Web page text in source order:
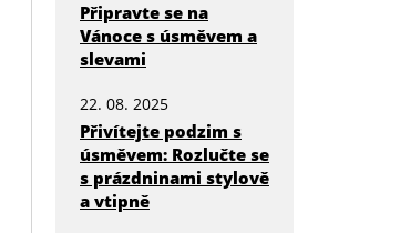
Připravte se na
Vánoce s úsměvem a
slevami
22. 08. 2025
Přivítejte podzim s
úsměvem: Rozlučte se
s prázdninami stylově
a vtipně